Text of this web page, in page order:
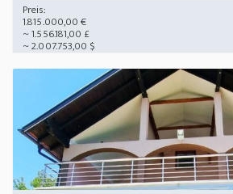
Preis:
1.815.000,00 €
~ 1.556.181,00 £
~ 2.007.753,00 $